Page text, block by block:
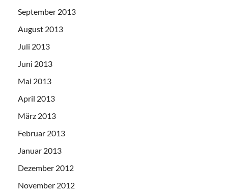
September 2013
August 2013
Juli 2013
Juni 2013
Mai 2013
April 2013
März 2013
Februar 2013
Januar 2013
Dezember 2012
November 2012